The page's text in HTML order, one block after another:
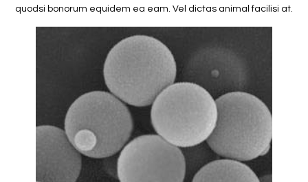
quodsi bonorum equidem ea eam. Vel dictas animal facilisi at.